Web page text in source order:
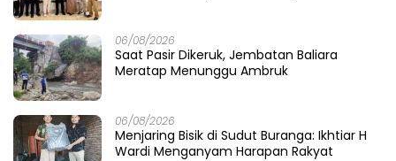
06/08/2026
Saat Pasir Dikeruk, Jembatan Baliara
Meratap Menunggu Ambruk
06/08/2026
Menjaring Bisik di Sudut Buranga: Ikhtiar H
Wardi Menganyam Harapan Rakyat